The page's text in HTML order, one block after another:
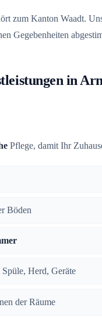
zum Kanton Waadt.
Gegebenheiten
in
Pflege, damit Ihr
Böden
Herd, Geräte
der Räume